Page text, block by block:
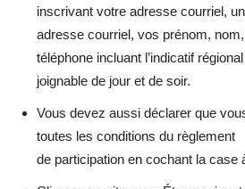
inscrivant votre adresse courriel,
adresse courriel, vos prénom,
téléphone incluant l’indicatif
joignable de jour et de soir.
Vous devez aussi déclarer que
toutes les conditions du règlement
de participation en cochant la case